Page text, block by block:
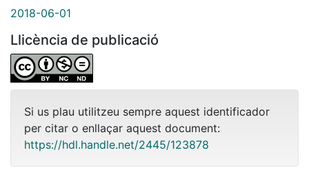
2018-06-01
Llicència de publicació
Si us plau utilitzeu sempre aquest identificador
per citar o enllaçar aquest document:
https://hdl.handle.net/2445/123878